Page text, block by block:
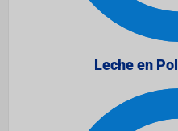
Leche en